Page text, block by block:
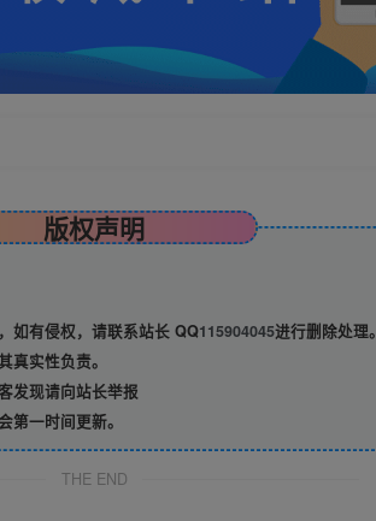
版权声明
如有侵权，请联系站长 QQ115904045进行删除处理。
实性负责。
发现请向站长举报
一时间更新。
THE END